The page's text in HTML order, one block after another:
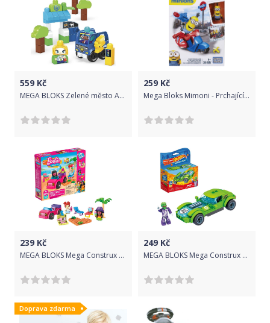
559 Kč
MEGA BLOKS Zelené město Autobus nabij a jeď HDX90
259 Kč
Mega Bloks Mimoni - Prchající skůtr
239 Kč
MEGA BLOKS Mega Construx Barbie Dobrodružství s plážovým kabrioletem GWR31
249 Kč
MEGA BLOKS Mega Construx Hot Wheels Angličák HW40 GVM28
Doprava zdarma